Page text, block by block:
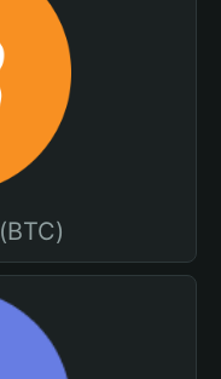
محفظة بيتكوين (BTC)